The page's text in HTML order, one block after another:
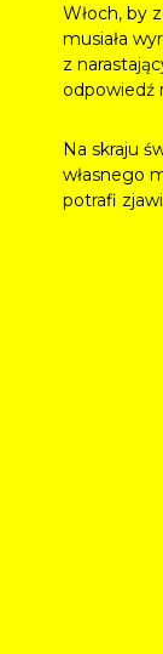
Włoch, by
musiała
z
odpowiedź
Na skraju
własnego
potrafi